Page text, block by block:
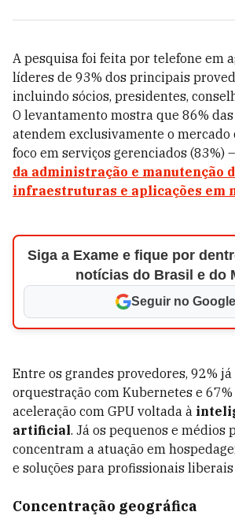
A pesquisa foi feita por telefone em
líderes de 93% dos principais
incluindo sócios, presidentes,
O levantamento mostra que 86%
atendem exclusivamente o mercado
foco em serviços gerenciados (83%) –
da administração e manutenção
infraestruturas e aplicações em
Siga a Exame e fique por
notícias do Brasil e do
Seguir no Google
Entre os grandes provedores, 92%
orquestração com Kubernetes e
aceleração com GPU voltada à
artificial. Já os pequenos e médios
concentram a atuação em
e soluções para profissionais liberais
Concentração geográfica